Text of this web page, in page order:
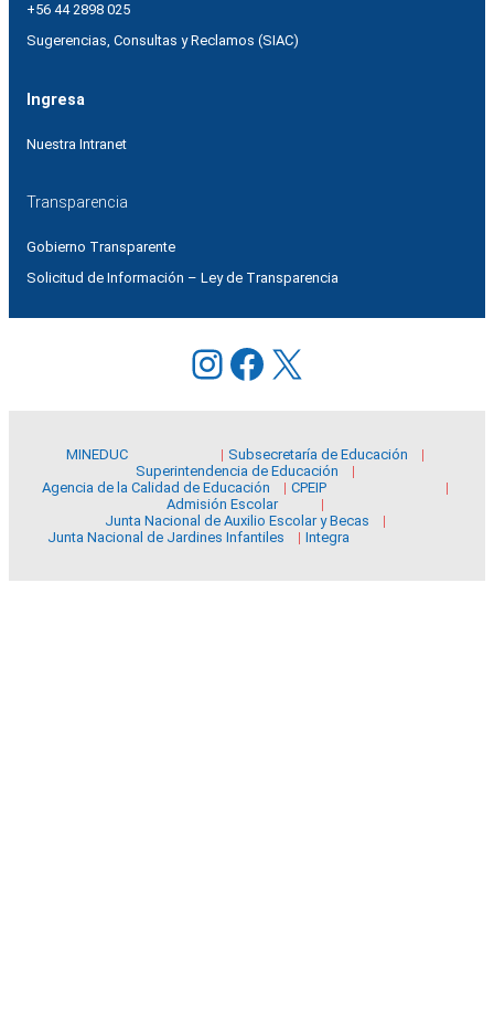
+56 44 2898 025
Sugerencias, Consultas y Reclamos (SIAC)
Ingresa
Nuestra Intranet
Transparencia
Gobierno Transparente
Solicitud de Información – Ley de Transparencia
Instagram
Facebook
X
MINEDUC
Subsecretaría de Educación
Superintendencia de Educación
Agencia de la Calidad de Educación
CPEIP
Admisión Escolar
Junta Nacional de Auxilio Escolar y Becas
Junta Nacional de Jardines Infantiles
Integra